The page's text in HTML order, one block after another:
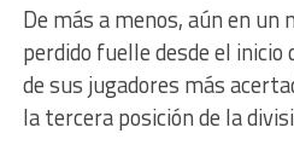
De más a menos, aún en un
perdido fuelle desde el inicio
de sus jugadores más
la tercera posición de la